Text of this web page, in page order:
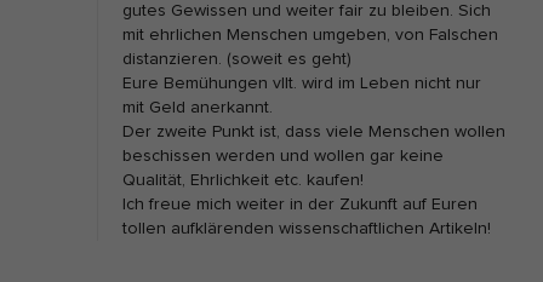
i
e
l
b
e
i
A
gutes Gewissen und weiter fair zu bleiben. Sich
mit ehrlichen Menschen umgeben, von Falschen
distanzieren. (soweit es geht)
Eure Bemühungen vllt. wird im Leben nicht nur
mit Geld anerkannt.
Der zweite Punkt ist, dass viele Menschen wollen
beschissen werden und wollen gar keine
Qualität, Ehrlichkeit etc. kaufen!
Ich freue mich weiter in der Zukunft auf Euren
tollen aufklärenden wissenschaftlichen Artikeln!